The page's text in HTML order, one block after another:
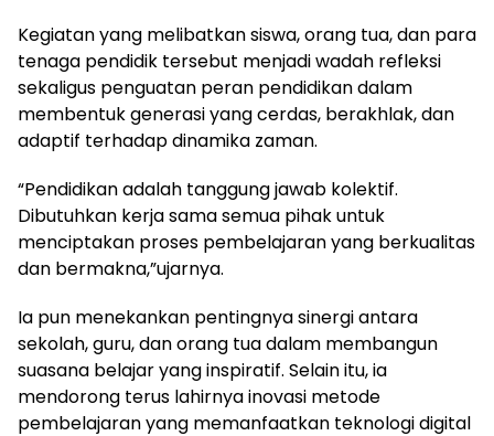
Kegiatan yang melibatkan siswa, orang tua, dan para
tenaga pendidik tersebut menjadi wadah refleksi
sekaligus penguatan peran pendidikan dalam
membentuk generasi yang cerdas, berakhlak, dan
adaptif terhadap dinamika zaman.
“Pendidikan adalah tanggung jawab kolektif.
Dibutuhkan kerja sama semua pihak untuk
menciptakan proses pembelajaran yang berkualitas
dan bermakna,”ujarnya.
Ia pun menekankan pentingnya sinergi antara
sekolah, guru, dan orang tua dalam membangun
suasana belajar yang inspiratif. Selain itu, ia
mendorong terus lahirnya inovasi metode
pembelajaran yang memanfaatkan teknologi digital